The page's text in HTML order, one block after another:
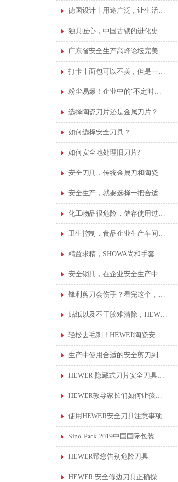
德国设计丨用途广泛，让生活更"剪"单
独具匠心，中国古锁的进化史
广东省安全生产高峰论坛完美落幕，安全意识永不落幕
打卡丨面包可以不美，但是一定要干净
粉尘易爆！企业中的"不定时炸弹"！
选择陶瓷刀片还是金属刀片？
如何选择安全刀具？
如何安全地处理旧刀片?
安全刀具，传统金属刀和陶瓷刀该如何抉择！
安全生产，就要选择一把合适的安全刀具
化工物品很危险，储存使用过程很重要！
卫生控制，食品企业生产车间的基本卫生标准！
精益求精，SHOWA尚和手套给您更好的操作保护
安全锁具，在企业安全生产中占着不可或缺的地位
锋利剪刀会伤手？看完这个，你就不会这样想了
贴纸以及不干胶难清除，HEWER清洁刮刀安全刀具就能轻松搞定！
轻松去毛刺！HEWER陶瓷安全修边刀您了解吗？
生产中使用合适的安全剪刀到底有多重要？看完这个就知道了
HEWER 隐藏式刀片安全刀具的优点
HEWER教导家长们如何让孩子使用安全剪刀
使用HEWER安全刀具注意事项
Sino-Pack 2019中国国际包装展会，德国HEWER新产品首亮相
HEWER帮您告别危险刀具
HEWER 安全修边刀具正确操作说明